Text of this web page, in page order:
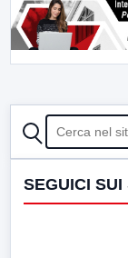
CERCA
SEGUICI SUI